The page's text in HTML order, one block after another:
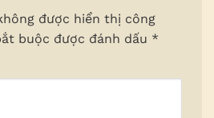
được hiển thị công
buộc được đánh dấu *